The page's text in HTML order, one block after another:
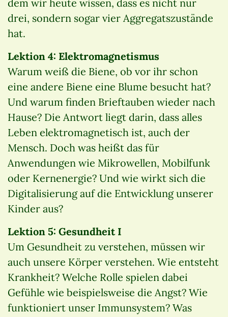
dem wir heute wissen, dass es nicht nur
drei, sondern sogar vier Aggregatszustände
hat.
Lektion 4: Elektromagnetismus
Warum weiß die Biene, ob vor ihr schon
eine andere Biene eine Blume besucht hat?
Und warum finden Brieftauben wieder nach
Hause? Die Antwort liegt darin, dass alles
Leben elektromagnetisch ist, auch der
Mensch. Doch was heißt das für
Anwendungen wie Mikrowellen, Mobilfunk
oder Kernenergie? Und wie wirkt sich die
Digitalisierung auf die Entwicklung unserer
Kinder aus?
Lektion 5: Gesundheit I
Um Gesundheit zu verstehen, müssen wir
auch unsere Körper verstehen. Wie entsteht
Krankheit? Welche Rolle spielen dabei
Gefühle wie beispielsweise die Angst? Wie
funktioniert unser Immunsystem? Was